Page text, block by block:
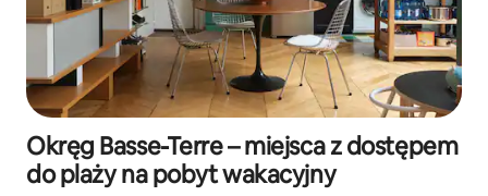
Okręg Basse-Terre – miejsca z dostępem
do plaży na pobyt wakacyjny